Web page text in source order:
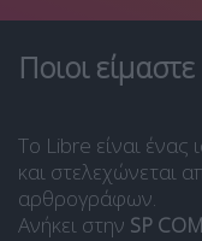
Ποιοι είμαστε
Το Libre είναι
και στελεχώνεται
αρθρογράφων.
Ανήκει στην SP